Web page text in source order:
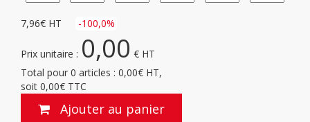
7,96€ HT -100,0%
Prix unitaire : 0,00 € HT
Total pour 0 articles : 0,00€ HT,
soit 0,00€ TTC
Ajouter au panier